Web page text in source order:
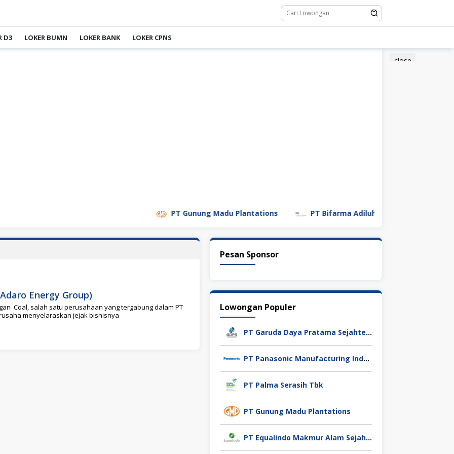
D3 LOKER BUMN LOKER BANK LOKER CPNS
close
PT Gunung Madu Plantations PT Bifarma Adiluhung (a Kalbe Company)
Energy Group)
Coal, salah satu perusahaan yang tergabung dalam PT
menyelaraskan jejak bisnisnya
Pesan Sponsor
Lowongan Populer
PT Garuda Daya Pratama Sejahtera
PT Panasonic Manufacturing Indonesia
PT Palma Serasih Tbk
PT Gunung Madu Plantations
PT Equalindo Makmur Alam Sejahtera (Equalindo Group)